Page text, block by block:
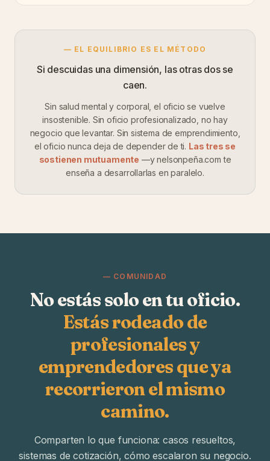
— EL EQUILIBRIO ES EL MÉTODO
Si descuidas una dimensión, las otras dos se
caen.
Sin salud mental y corporal, el oficio se vuelve
insostenible. Sin oficio profesionalizado, no hay
negocio que levantar. Sin sistema de emprendimiento,
el oficio nunca deja de depender de ti. Las tres se
sostienen mutuamente —y nelsonpeña.com te
enseña a desarrollarlas en paralelo.
— COMUNIDAD
No estás solo en tu oficio.
Estás rodeado de
profesionales y
emprendedores que ya
recorrieron el mismo
camino.
Comparten lo que funciona: casos resueltos,
sistemas de cotización, cómo escalaron su negocio.